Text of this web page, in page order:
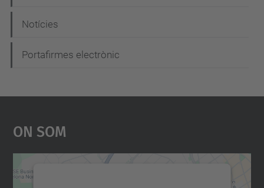
Notícies
Portafirmes electrònic
On Som